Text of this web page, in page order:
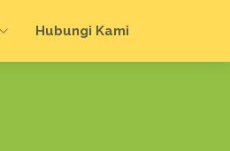
Hubungi Kami